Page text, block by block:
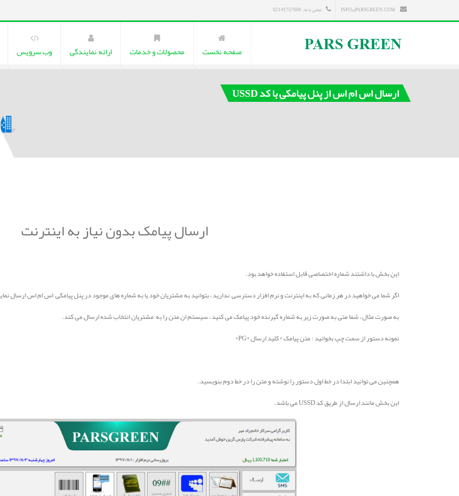
تماس با ما : 02141757000
صفحه نخست محصولات و خدمات ارائه نمایندگی وب سرویس
ارسال اس ام اس از پنل پیامکی با کد USSD
ارسال پیامک بدون نیاز به اینترنت
این بخش با داشتند شماره اختصاصی قابل استفاده خواهد بود.
اگر شما می خواهید در هر زمانی که به اینترنت و نرم افزار دسترسی ندارید ، بتوانید به مشتریان خود یا به شماره های موجود در پنل پیامکی اس ام اس ارسال
به صورت مثال ، شما متی به صورت زیر به شماره گیرنده خود پیامک می کنید ، سیستم ان متن را به مشتریان انتخاب شده ارسال می کند.
نمونه دستور از سمت چپ بخوانید : متن پیامک *کلید ارسال *PG*
همچنین می توانید ابتدا در خط اول دستور را نوشته و متن را در خط دوم بنویسید.
این بخش مانند ارسال از طریق کد USSD می باشد.